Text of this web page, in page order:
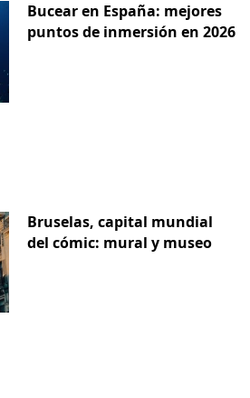
Bucear en España: mejores
puntos de inmersión en 2026
Bruselas, capital mundial
del cómic: mural y museo